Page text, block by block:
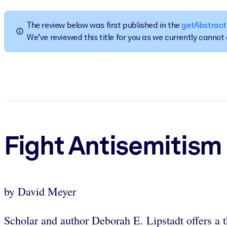
POR SISTEMA
Para LMS/LXP
Leve conhecimento verificado e conciso para seu LMS/LXP para
Enriqueça sua biblioteca corporativa com conhecimento de
The review below was first published in the getAbstract
We’ve reviewed this title for you as we currently
Fight Antisemitism
by David Meyer
Scholar and author Deborah E. Lipstadt offers